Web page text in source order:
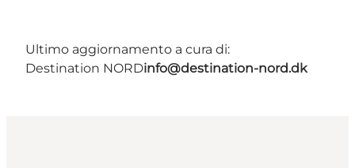
Ultimo aggiornamento a cura di:
Destination NORDinfo@destination-nord.dk